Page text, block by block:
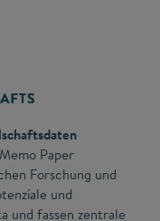
Paper
Forschung und
und
und fassen zentrale